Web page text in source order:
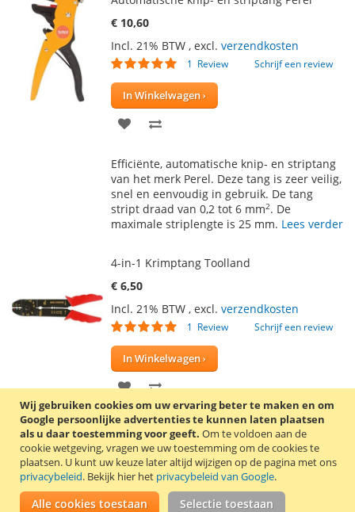
Wij gebruiken cookies om uw ervaring beter te maken en om
Google persoonlijke advertenties te kunnen laten plaatsen
als u daar toestemming voor geeft. Om te voldoen aan de
cookie wetgeving, vragen we uw toestemming om de cookies te
plaatsen. U kunt uw keuze later altijd wijzigen op de pagina met ons
privacybeleid. Bekijk hier het privacybeleid van Google.
Alle cookies toestaan Selectie toestaan
€ 10,60
Incl. 21% BTW , excl. verzendkosten
Waardering:
1 Review Schrijf een review
In Winkelwagen
VOEG
AAN
VERLANGLIJST
TE
VERGELIJKEN
Efficiënte, automatische knip- en striptang
van het merk Perel. Deze tang is zeer veilig,
snel en eenvoudig in gebruik. De tang
stript draad van 0,2 tot 6 mm2. De
maximale striplengte is 25 mm. Lees verder
4-in-1 Krimptang Toolland
€ 6,50
Incl. 21% BTW , excl. verzendkosten
Waardering:
1 Review Schrijf een review
In Winkelwagen
VOEG
TOE
AAN
VERLANGLIJST
TOEVOEGEN
OM
TE
VERGELIJKEN
Deze krimptang van het merk Toolland
heeft 4 functies: krimpen (voor geïsoleerde
kabelschoenen), schroefdraad knippen
(M2.6, M3, M3.5, M4 en M5), draad knippen
en draad strippen.
Lees verder